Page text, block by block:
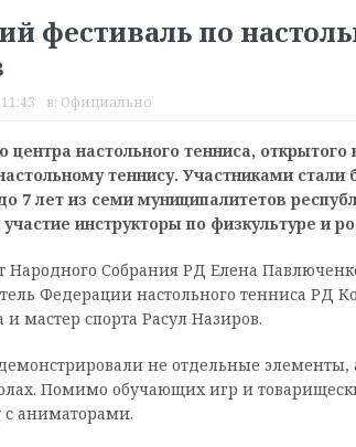
фестиваль по
в: Официально
центра настольного тенниса,
теннису. Участниками стали
7 лет из семи муниципалитетов
инструкторы по физкультуре и
Собрания РД Елена
Федерации настольного тенниса РД
мастер спорта Расул Назиров.
не отдельные
Помимо обучающих игр и
с аниматорами.